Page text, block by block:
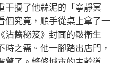
干擾了他蒜泥的「寧靜冥
個究竟，順手從桌上拿了一
沾醬秘笈》封面的皺衛生
時之需。他一腳踏出店門，